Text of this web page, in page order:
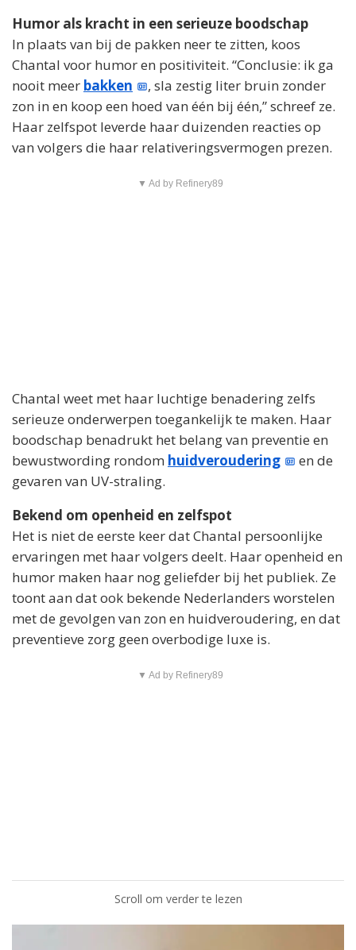
Humor als kracht in een serieuze boodschap
In plaats van bij de pakken neer te zitten, koos
Chantal voor humor en positiviteit. “Conclusie: ik ga
nooit meer bakken
, sla zestig liter bruin zonder
zon in en koop een hoed van één bij één,” schreef ze.
Haar zelfspot leverde haar duizenden reacties op
van volgers die haar relativeringsvermogen prezen.
▼ Ad by Refinery89
Chantal weet met haar luchtige benadering zelfs
serieuze onderwerpen toegankelijk te maken. Haar
boodschap benadrukt het belang van preventie en
bewustwording rondom huidveroudering
en de
gevaren van UV-straling.
Bekend om openheid en zelfspot
Het is niet de eerste keer dat Chantal persoonlijke
ervaringen met haar volgers deelt. Haar openheid en
humor maken haar nog geliefder bij het publiek. Ze
toont aan dat ook bekende Nederlanders worstelen
met de gevolgen van zon en huidveroudering, en dat
preventieve zorg geen overbodige luxe is.
▼ Ad by Refinery89
Scroll om verder te lezen